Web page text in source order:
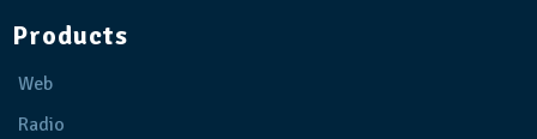
Products
Web
Radio